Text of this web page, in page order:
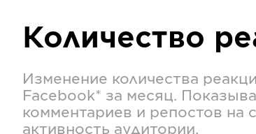
Количество
Изменение количества
Facebook* за месяц.
комментариев и репостов на
активность аудитории.